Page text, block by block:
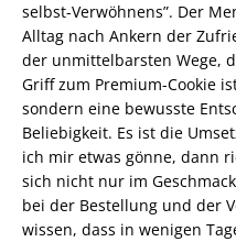
selbst-Verwöhnens”. Der
Alltag nach Ankern der
der unmittelbarsten Wege,
Griff zum Premium-Cookie
sondern eine bewusste
Beliebigkeit. Es ist die
ich mir etwas gönne, dann
sich nicht nur im
bei der Bestellung und der
wissen, dass in wenigen